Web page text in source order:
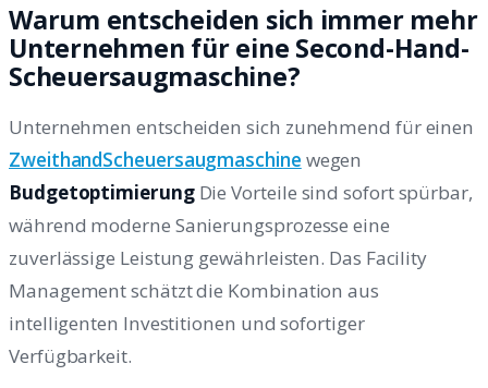
Warum entscheiden sich immer mehr
Unternehmen für eine Second-Hand-
Scheuersaugmaschine?
Unternehmen entscheiden sich zunehmend für einen
ZweithandScheuersaugmaschine wegen
BudgetoptimierungDie Vorteile sind sofort spürbar,
während moderne Sanierungsprozesse eine
zuverlässige Leistung gewährleisten. Das Facility
Management schätzt die Kombination aus
intelligenten Investitionen und sofortiger
Verfügbarkeit.